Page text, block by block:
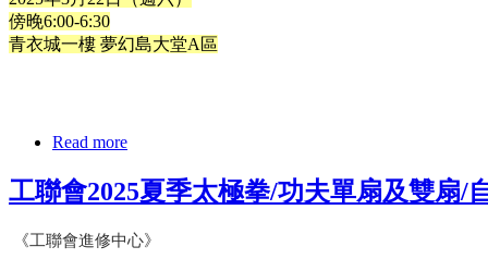
傍晚6:00-6:30
青衣城一樓 夢幻島大堂A區
Read more
工聯會2025夏季太極拳/功夫單扇及雙扇/
《工聯會進修中心》